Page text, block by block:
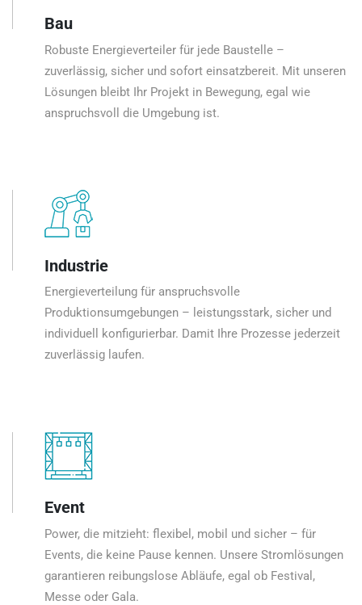
Bau
Robuste Energieverteiler für jede Baustelle –
zuverlässig, sicher und sofort einsatzbereit. Mit unseren
Lösungen bleibt Ihr Projekt in Bewegung, egal wie
anspruchsvoll die Umgebung ist.
Industrie
Energieverteilung für anspruchsvolle
Produktionsumgebungen – leistungsstark, sicher und
individuell konfigurierbar. Damit Ihre Prozesse jederzeit
zuverlässig laufen.
Event
Power, die mitzieht: flexibel, mobil und sicher – für
Events, die keine Pause kennen. Unsere Stromlösungen
garantieren reibungslose Abläufe, egal ob Festival,
Messe oder Gala.